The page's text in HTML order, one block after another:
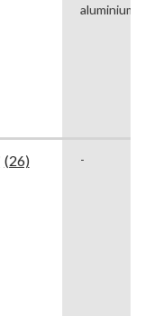
aluminium
Lire
(26) -